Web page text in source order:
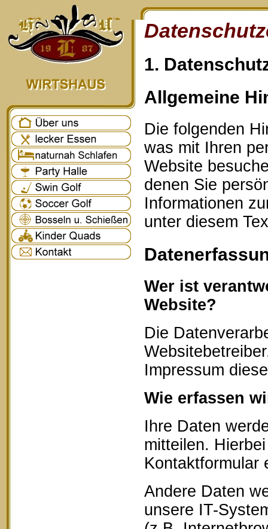
1.
Allgemeine
Die folgenden
was mit Ihren
Website
denen Sie
Informationen
unter diesem
Wer ist
Website?
Die
Impressum
Wie erfassen
Ihre Daten
mitteilen.
Kontaktformular
Andere Daten
unsere IT-